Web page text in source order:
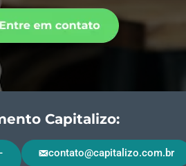
Capitalizo:
contato@capitalizo.com.br